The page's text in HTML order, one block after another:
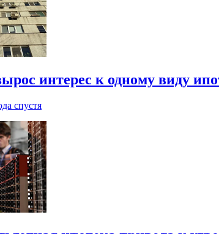
интерес к одному виду
спустя